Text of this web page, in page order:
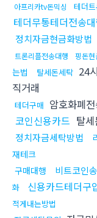
아프리카tv돈믹싱 테더
테더무통테더전송
정치자금현금화방법
트론리플전송대행 핑돈현
는법
탈세돈세탁 24
직거래
테더구매 암호화폐
코인신용카드 탈
정치자금세탁방법
재테크
구매대행
비트코인
화
신용카드테더구
적게내는방법